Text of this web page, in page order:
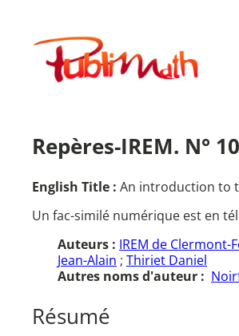
contenuPublimath
Repères-IREM. N°
English Title : An introduction to
Un fac-similé numérique est en
Auteurs : IREM de Clermont-
Jean-Alain ; Thiriet Daniel
Autres noms d'auteur :
Résumé